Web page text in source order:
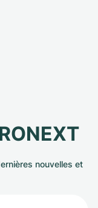
nouvelles et